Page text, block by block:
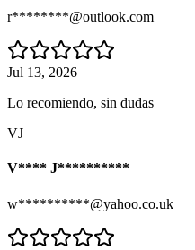
r********@outlook.com
Jul 13, 2026
Lo recomiendo, sin dudas
VJ
V**** J**********
w**********@yahoo.co.uk